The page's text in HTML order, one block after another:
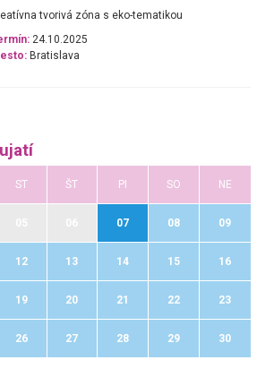
tvorivá zóna s eko-tematikou
24.10.2025
Bratislava
ST ŠT PI SO NE
07 08 09
12 13 14 15 16
19 20 21 22 23
26 27 28 29 30